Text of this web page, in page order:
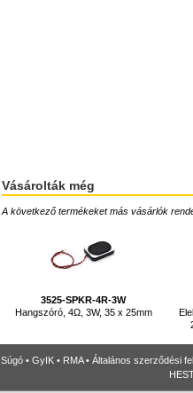
Vásárolták még
A következő termékeket más vásárlók
3525-SPKR-4R-3W
Hangszóró, 4Ω, 3W, 35 x 25mm
Súgó • GyIK • RMA• Általános szerződési